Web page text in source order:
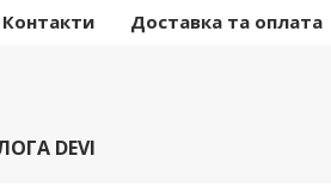
Контакти Доставка та оплата
DEVI